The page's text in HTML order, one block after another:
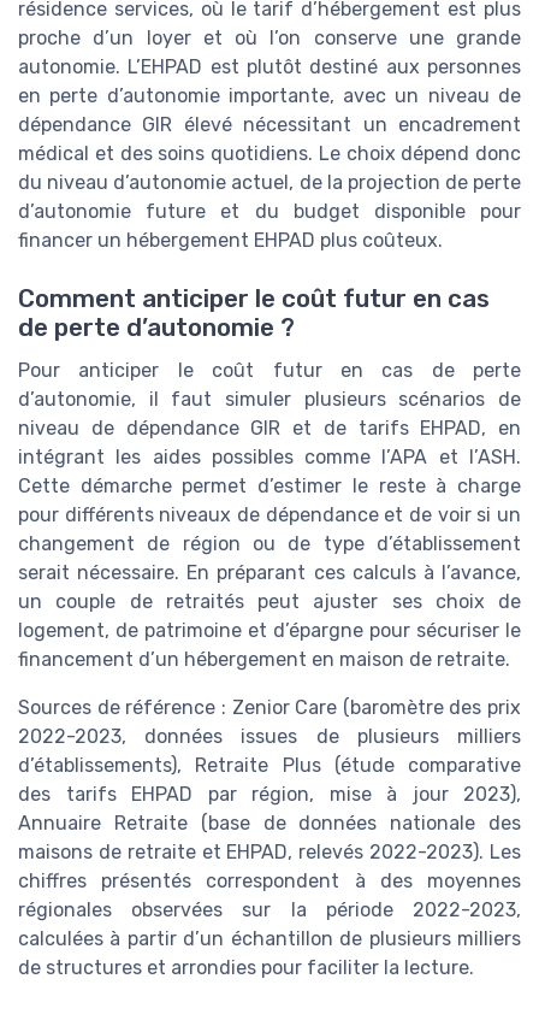
résidence services, où le tarif d’hébergement est plus
proche d’un loyer et où l’on conserve une grande
autonomie. L’EHPAD est plutôt destiné aux personnes
en perte d’autonomie importante, avec un niveau de
dépendance GIR élevé nécessitant un encadrement
médical et des soins quotidiens. Le choix dépend donc
du niveau d’autonomie actuel, de la projection de perte
d’autonomie future et du budget disponible pour
financer un hébergement EHPAD plus coûteux.
Comment anticiper le coût futur en cas
de perte d’autonomie ?
Pour anticiper le coût futur en cas de perte
d’autonomie, il faut simuler plusieurs scénarios de
niveau de dépendance GIR et de tarifs EHPAD, en
intégrant les aides possibles comme l’APA et l’ASH.
Cette démarche permet d’estimer le reste à charge
pour différents niveaux de dépendance et de voir si un
changement de région ou de type d’établissement
serait nécessaire. En préparant ces calculs à l’avance,
un couple de retraités peut ajuster ses choix de
logement, de patrimoine et d’épargne pour sécuriser le
financement d’un hébergement en maison de retraite.
Sources de référence : Zenior Care (baromètre des prix
2022-2023, données issues de plusieurs milliers
d’établissements), Retraite Plus (étude comparative
des tarifs EHPAD par région, mise à jour 2023),
Annuaire Retraite (base de données nationale des
maisons de retraite et EHPAD, relevés 2022-2023). Les
chiffres présentés correspondent à des moyennes
régionales observées sur la période 2022-2023,
calculées à partir d’un échantillon de plusieurs milliers
de structures et arrondies pour faciliter la lecture.